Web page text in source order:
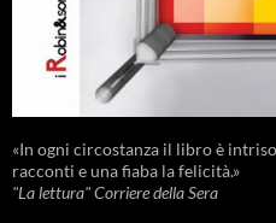
«In ogni circostanza il libro è
racconti e una fiaba la felicità.»
"La lettura" Corriere della Sera